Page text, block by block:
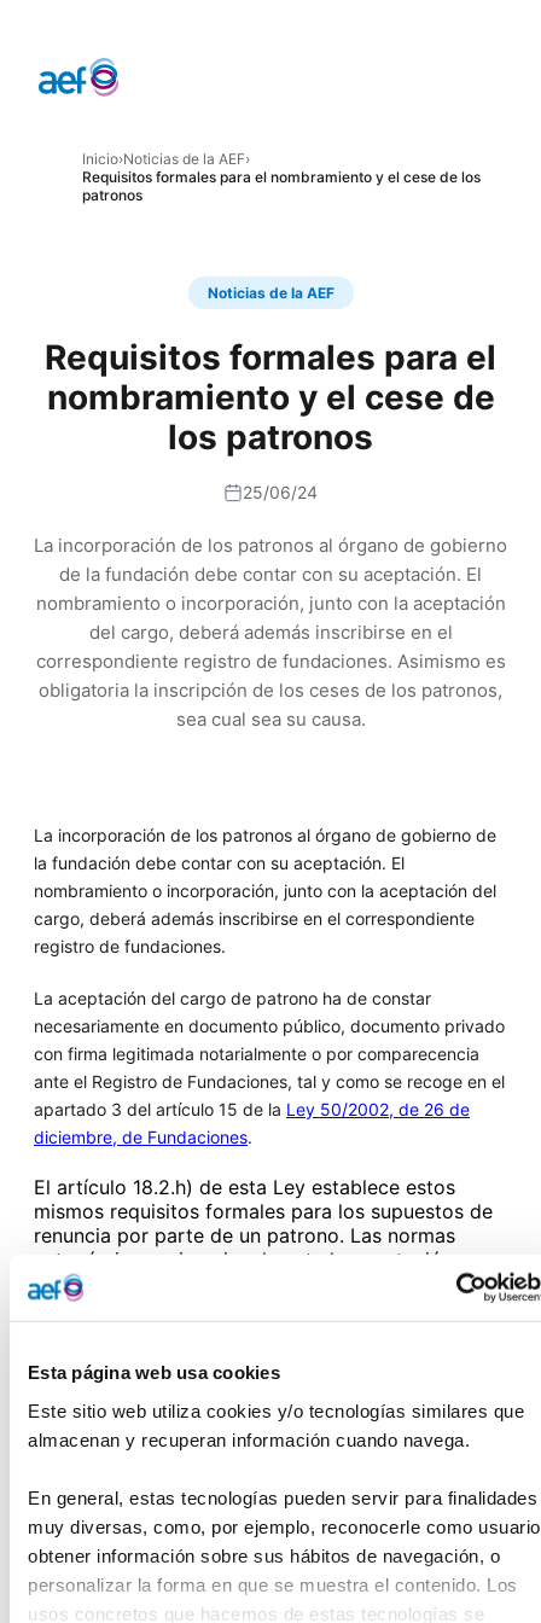
Esta página web usa cookies
Este sitio web utiliza cookies y/o tecnologías similares que
almacenan y recuperan información cuando navega.
En general, estas tecnologías pueden servir para finalidades
muy diversas, como, por ejemplo, reconocerle como
obtener información sobre sus hábitos de navegación, o
personalizar la forma en que se muestra el contenido. Los
usos concretos que hacemos de estas tecnologías se
Inicio›Noticias de la AEF›
Requisitos formales para el nombramiento y el cese de los
patronos
Noticias de la AEF
Requisitos formales para el
nombramiento y el cese de
los patronos
25/06/24
La incorporación de los patronos al órgano de gobierno
de la fundación debe contar con su aceptación. El
nombramiento o incorporación, junto con la aceptación
del cargo, deberá además inscribirse en el
correspondiente registro de fundaciones. Asimismo es
obligatoria la inscripción de los ceses de los patronos,
sea cual sea su causa.
La incorporación de los patronos al órgano de gobierno de
la fundación debe contar con su aceptación. El
nombramiento o incorporación, junto con la aceptación del
cargo, deberá además inscribirse en el correspondiente
registro de fundaciones.
La aceptación del cargo de patrono ha de constar
necesariamente en documento público, documento privado
con firma legitimada notarialmente o por comparecencia
ante el Registro de Fundaciones, tal y como se recoge en el
apartado 3 del artículo 15 de la Ley 50/2002, de 26 de
diciembre, de Fundaciones.
El artículo 18.2.h) de esta Ley establece estos
mismos requisitos formales para los supuestos de
renuncia por parte de un patrono. Las normas
autonómicas exigen igualmente la aceptación y
renuncia al cargo de patrono en alguna de estas
formas.Además, tanto la aceptación como la
certificación expedida por el secretario del
patronato con la firma de este último legitimada
notarialmente.Para inscribir el nombramiento en el
registro de fundaciones, debe resaltarse que junto
nombramiento del patrono, lo que se realizará a
través de una certificación del secretario. Si la
aceptación se produce ante el patronato, el
secretario podrá certificar tanto el nombramiento
como la aceptación del patrono. Si quien aceptara